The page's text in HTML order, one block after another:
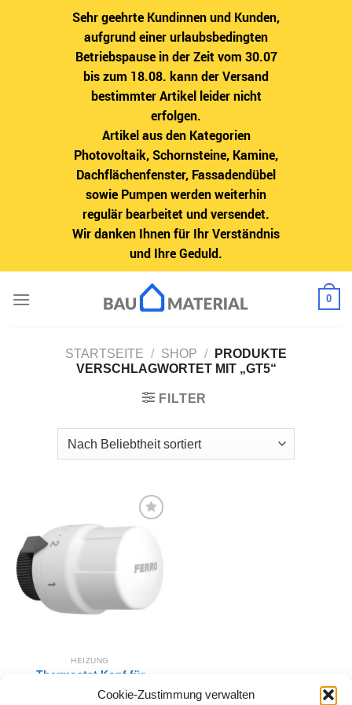
Sehr geehrte Kundinnen und Kunden,
aufgrund einer urlaubsbedingten
Betriebspause in der Zeit vom 30.07
bis zum 18.08. kann der Versand
bestimmter Artikel leider nicht
erfolgen.
Artikel aus den Kategorien
Photovoltaik, Schornsteine, Kamine,
Dachflächenfenster, Fassadendübel
sowie Pumpen werden weiterhin
regulär bearbeitet und versendet.
Wir danken Ihnen für Ihr Verständnis
und Ihre Geduld.
Cookie-Zustimmung verwalten
Inhalt
0
STARTSEITE / SHOP /
PRODUKTE
VERSCHLAGWORTET MIT „GT5“
FILTER
Zur
Wunschliste
HEIZUNG
Thermostat Kopf für
Thermostatventil mit
Adapter